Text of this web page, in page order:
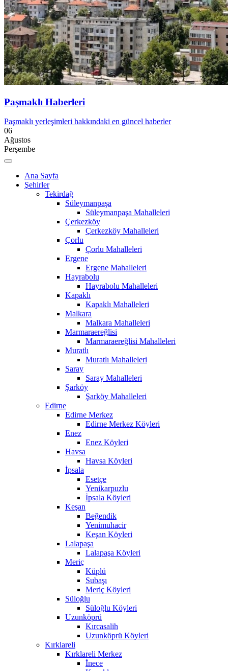
Paşmaklı Haberleri
Paşmaklı yerleşimleri hakkındaki en güncel haberler
06
Ağustos
Perşembe
Ana Sayfa
Şehirler
Tekirdağ
Süleymanpaşa
Süleymanpaşa Mahalleleri
Çerkezköy
Çerkezköy Mahalleleri
Çorlu
Çorlu Mahalleleri
Ergene
Ergene Mahalleleri
Hayrabolu
Hayrabolu Mahalleleri
Kapaklı
Kapaklı Mahalleleri
Malkara
Malkara Mahalleleri
Marmaraereğlisi
Marmaraereğlisi Mahalleleri
Muratlı
Muratlı Mahalleleri
Saray
Saray Mahalleleri
Şarköy
Şarköy Mahalleleri
Edirne
Edirne Merkez
Edirne Merkez Köyleri
Enez
Enez Köyleri
Havsa
Havsa Köyleri
İpsala
Esetçe
Yenikarpuzlu
İpsala Köyleri
Keşan
Beğendik
Yenimuhacir
Keşan Köyleri
Lalapaşa
Lalapaşa Köyleri
Meriç
Küplü
Subaşı
Meriç Köyleri
Süloğlu
Süloğlu Köyleri
Uzunköprü
Kırcasalih
Uzunköprü Köyleri
Kırklareli
Kırklareli Merkez
İnece